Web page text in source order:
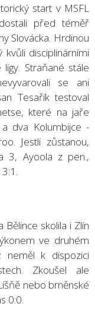
start v MSFL
před téměř
Slovácka. Hrdinou
kvůli disciplinárními
Straňané stále
se ani
Tesařík testoval
které na jaře
dva Kolumbijce -
Jestli zůstanou,
3, Ayoola z pen.,
skolila i Zlín
ve druhém
neměl k dispozici
Zkoušel ale
nebo brněnské
0:0.